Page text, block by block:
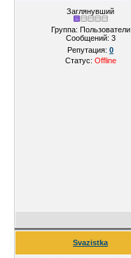
Заглянувший
Группа: Пользователи
Сообщений: 3
Репутация:0
Статус: Offline
Svazistka